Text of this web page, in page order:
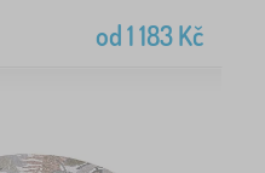
od1 183Kč